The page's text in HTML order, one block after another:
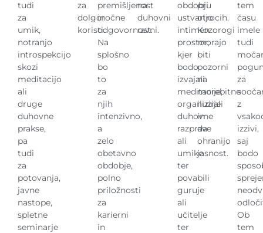
tudi
za
umik,
notranjo
introspekcijo
skozi
meditacijo
ali
druge
duhovne
prakse,
pa
tudi
za
potovanja,
javne
nastope,
spletne
seminarje
za
dolgoročne
koristi.
premišljenost
in
odgovornost.
Na
splošno
bo
to
za
njih
intenzivno,
a
zelo
obetavno
obdobje,
polno
priložnosti
za
karierni
in
na
duhovni
ravni.
obdobju
ustvarijo
intimen
prostor,
kjer
bodo
izvajali
meditacije,
organizirali
duhovne
razprave
ali
umike
ter
povabili
guruje
ali
učitelje
ter
pri
otrocih.
Kozorogi
morajo
biti
pozorni
na
morebitne
iluzije
in
da
ohranijo
jasnost.
tem
času
imele
tudi
za
z
izzivi,
saj
bodo
Ob
tem